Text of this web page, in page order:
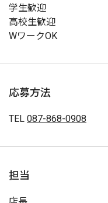
学生歓迎
高校生歓迎
WワークOK
応募方法
TEL 087-868-0908
担当